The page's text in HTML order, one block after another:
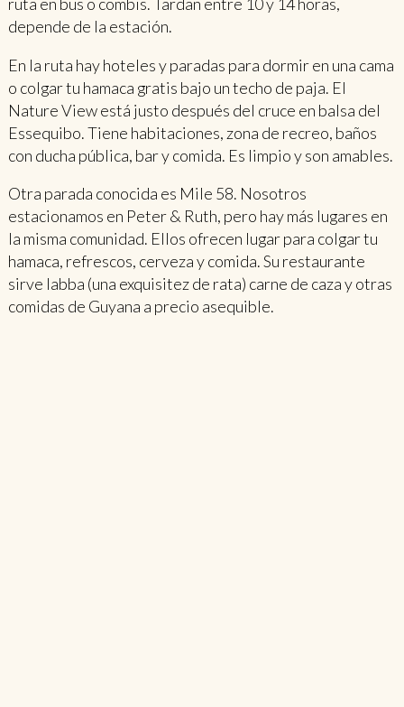
depende de la estación.
En la ruta hay hoteles y paradas para dormir en una cama
o colgar tu hamaca gratis bajo un techo de paja. El
Nature View está justo después del cruce en balsa del
Essequibo. Tiene habitaciones, zona de recreo, baños
con ducha pública, bar y comida. Es limpio y son amables.
Otra parada conocida es Mile 58. Nosotros
estacionamos en Peter & Ruth, pero hay más lugares en
la misma comunidad. Ellos ofrecen lugar para colgar tu
hamaca, refrescos, cerveza y comida. Su restaurante
sirve labba (una exquisitez de rata) carne de caza y otras
comidas de Guyana a precio asequible.